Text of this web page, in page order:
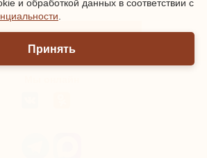
о доставке и оплате
и обработкой данных в соответствии с
Принять